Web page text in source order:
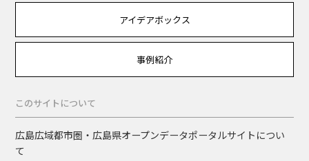
アイデアボックス
事例紹介
このサイトについて
広島広域都市圏・広島県オープンデータポータルサイトについ
て